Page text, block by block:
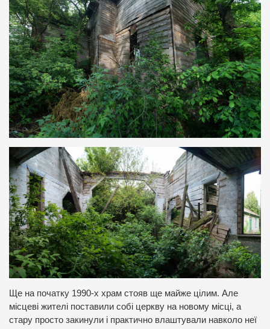
Ще на початку 1990-х храм стояв ще майже цілим. Але
місцеві жителі поставили собі церкву на новому місці, а
стару просто закинули і практично влаштували навколо неї